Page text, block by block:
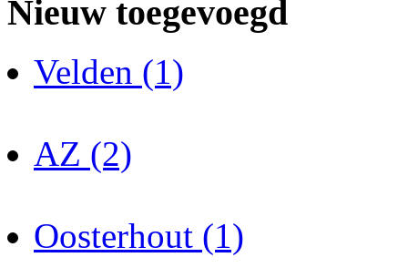
Nieuw toegevoegd
Velden (1)
AZ (2)
Oosterhout (1)